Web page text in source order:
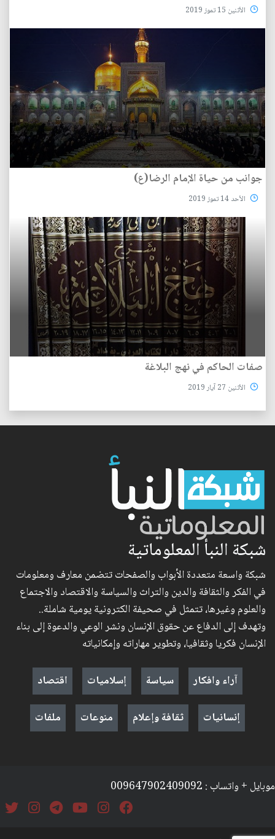
الأثنين 15 تموز 2019
جوانب من حياة الإمام الرضا(ع)
الأحد 14 تموز 2019
صفات الحاكم في نهج البلاغة
الأثنين 27 آيار 2019
شبكة النبأ المعلوماتية
شبكة واسعة متعددة الأبواب والصفحات تتضمن معارف ومعلومات
في الفكر والثقافة والدين والتراث والسياسة والاقتصاد والاجتماع
والعلوم وغيرها، تتمثل في صحيفة الكترونية يومية شاملة..
وتهدف إلى الدفاع عن حقوق الإنسان ونشر الوعي والدعوة إلى بناء
الإنسان فكريا وثقافيا، وتطوير مهاراته وإمكانياته
آراء وافكار
سياسة إسلاميات
اقتصاد
إنسانيات
ثقافة وإعلام منوعات ملفات
موبايل + واتساب : 009647902409092